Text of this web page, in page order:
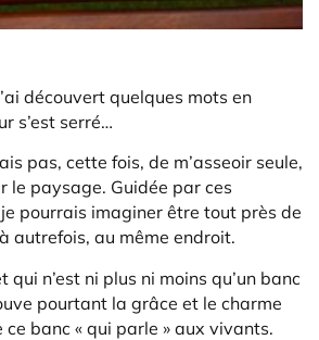
découvert quelques mots en
s’est serré…
pas, cette fois, de m’asseoir seule,
le paysage. Guidée par ces
pourrais imaginer être tout près de
autrefois, au même endroit.
qui n’est ni plus ni moins qu’un banc
pourtant la grâce et le charme
banc « qui parle » aux vivants.